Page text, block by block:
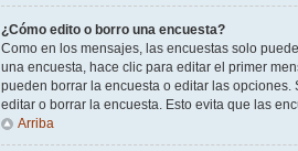
¿Cómo edito o borro una encuesta?
Como en los mensajes, las encuestas solo
una encuesta, hace clic para editar el primer
pueden borrar la encuesta o editar las
editar o borrar la encuesta. Esto evita que las
Arriba